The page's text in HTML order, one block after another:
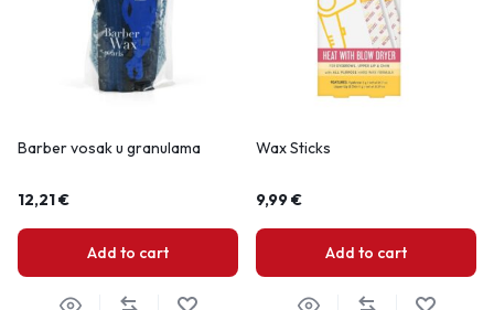
Barber vosak u granulama
12,21€
Add to cart
Wax Sticks
9,99€
Add to cart